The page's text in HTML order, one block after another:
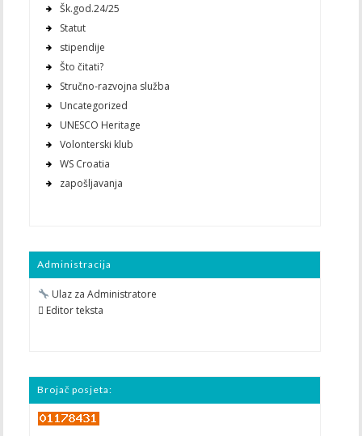
Šk.god.24/25
Statut
stipendije
Što čitati?
Stručno-razvojna služba
Uncategorized
UNESCO Heritage
Volonterski klub
WS Croatia
zapošljavanja
Administracija
Ulaz za Administratore
 Editor teksta
Brojač posjeta: